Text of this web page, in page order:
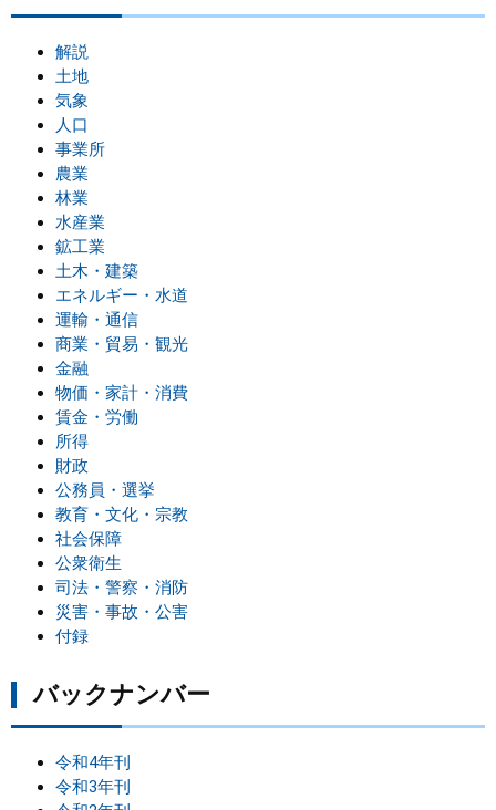
解説
土地
気象
人口
事業所
農業
林業
水産業
鉱工業
土木・建築
エネルギー・水道
運輸・通信
商業・貿易・観光
金融
物価・家計・消費
賃金・労働
所得
財政
公務員・選挙
教育・文化・宗教
社会保障
公衆衛生
司法・警察・消防
災害・事故・公害
付録
バックナンバー
令和4年刊
令和3年刊